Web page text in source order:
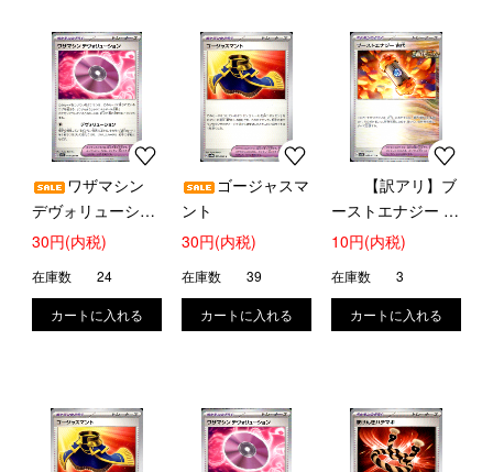
ワザマシン
デヴォリューショ
ン
30円(内税)
在庫数 24
ゴージャスマ
ント
30円(内税)
在庫数 39
【訳アリ】ブ
ーストエナジー 古
代
10円(内税)
在庫数 3